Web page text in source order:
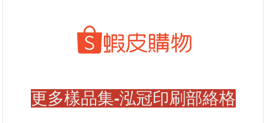
更多樣品集-泓冠印刷部絡格